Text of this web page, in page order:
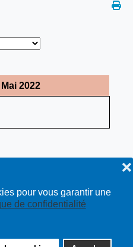
pour vous garantir une
de confidentialité
❌
2022
tous droits réservés | site :